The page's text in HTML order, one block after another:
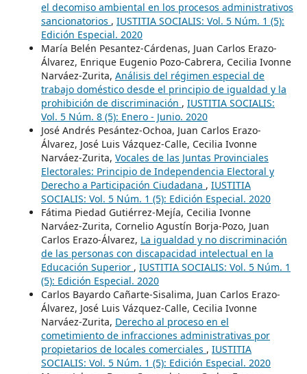
el decomiso ambiental en los procesos administrativos
sancionatorios , IUSTITIA SOCIALIS: Vol. 5 Núm. 1 (5):
Edición Especial. 2020
María Belén Pesantez-Cárdenas, Juan Carlos Erazo-
Álvarez, Enrique Eugenio Pozo-Cabrera, Cecilia Ivonne
Narváez-Zurita, Análisis del régimen especial de
trabajo doméstico desde el principio de igualdad y la
prohibición de discriminación , IUSTITIA SOCIALIS:
Vol. 5 Núm. 8 (5): Enero - Junio. 2020
José Andrés Pesántez-Ochoa, Juan Carlos Erazo-
Álvarez, José Luis Vázquez-Calle, Cecilia Ivonne
Narváez-Zurita, Vocales de las Juntas Provinciales
Electorales: Principio de Independencia Electoral y
Derecho a Participación Ciudadana , IUSTITIA
SOCIALIS: Vol. 5 Núm. 1 (5): Edición Especial. 2020
Fátima Piedad Gutiérrez-Mejía, Cecilia Ivonne
Narváez-Zurita, Cornelio Agustín Borja-Pozo, Juan
Carlos Erazo-Álvarez, La igualdad y no discriminación
de las personas con discapacidad intelectual en la
Educación Superior , IUSTITIA SOCIALIS: Vol. 5 Núm. 1
(5): Edición Especial. 2020
Carlos Bayardo Cañarte-Sisalima, Juan Carlos Erazo-
Álvarez, José Luis Vázquez-Calle, Cecilia Ivonne
Narváez-Zurita, Derecho al proceso en el
cometimiento de infracciones administrativas por
propietarios de locales comerciales , IUSTITIA
SOCIALIS: Vol. 5 Núm. 1 (5): Edición Especial. 2020